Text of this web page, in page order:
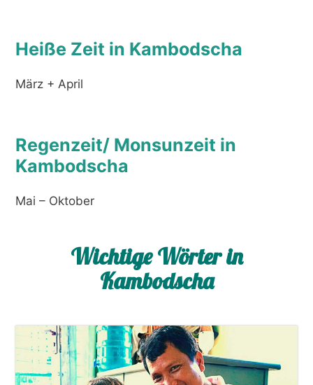
Heiße Zeit in Kambodscha
März + April
Regenzeit/ Monsunzeit in
Kambodscha
Mai – Oktober
Wichtige Wörter in
Kambodscha